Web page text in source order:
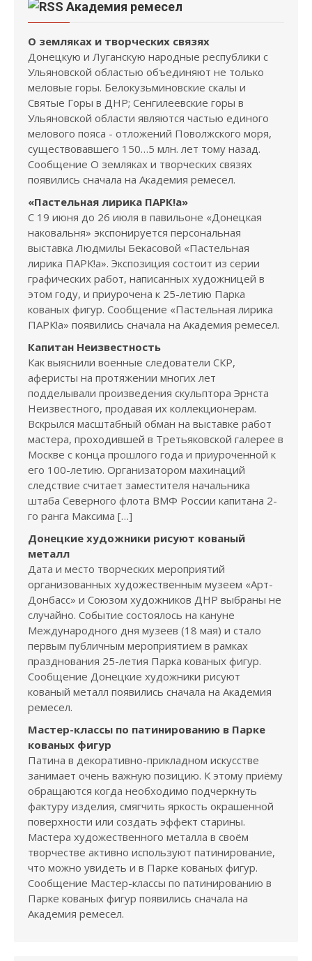
Академия ремесел
О земляках и творческих связях
Донецкую и Луганскую народные республики с
Ульяновской областью объединяют не только
меловые горы. Белокузьминовские скалы и
Святые Горы в ДНР; Сенгилеевские горы в
Ульяновской области являются частью единого
мелового пояса - отложений Поволжского моря,
существовавшего 150…5 млн. лет тому назад.
Сообщение О земляках и творческих связях
появились сначала на Академия ремесел.
«Пастельная лирика ПАРК!а»
С 19 июня до 26 июля в павильоне «Донецкая
наковальня» экспонируется персональная
выставка Людмилы Бекасовой «Пастельная
лирика ПАРК!а». Экспозиция состоит из серии
графических работ, написанных художницей в
этом году, и приурочена к 25-летию Парка
кованых фигур. Сообщение «Пастельная лирика
ПАРК!а» появились сначала на Академия ремесел.
Капитан Неизвестность
Как выяснили военные следователи СКР,
аферисты на протяжении многих лет
подделывали произведения скульптора Эрнста
Неизвестного, продавая их коллекционерам.
Вскрылся масштабный обман на выставке работ
мастера, проходившей в Третьяковской галерее в
Москве с конца прошлого года и приуроченной к
его 100-летию. Организатором махинаций
следствие считает заместителя начальника
штаба Северного флота ВМФ России капитана 2-
го ранга Максима […]
Донецкие художники рисуют кованый
металл
Дата и место творческих мероприятий
организованных художественным музеем «Арт-
Донбасс» и Союзом художников ДНР выбраны не
случайно. Событие состоялось на кануне
Международного дня музеев (18 мая) и стало
первым публичным мероприятием в рамках
празднования 25-летия Парка кованых фигур.
Сообщение Донецкие художники рисуют
кованый металл появились сначала на Академия
ремесел.
Мастер-классы по патинированию в Парке
кованых фигур
Патина в декоративно-прикладном искусстве
занимает очень важную позицию. К этому приёму
обращаются когда необходимо подчеркнуть
фактуру изделия, смягчить яркость окрашенной
поверхности или создать эффект старины.
Мастера художественного металла в своём
творчестве активно используют патинирование,
что можно увидеть и в Парке кованых фигур.
Сообщение Мастер-классы по патинированию в
Парке кованых фигур появились сначала на
Академия ремесел.